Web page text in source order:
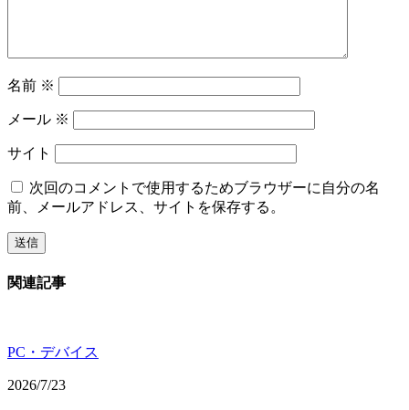
名前 ※
メール ※
サイト
次回のコメントで使用するためブラウザーに自分の名
前、メールアドレス、サイトを保存する。
関連記事
PC・デバイス
2026/7/23